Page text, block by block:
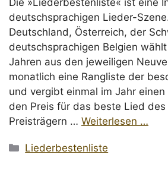
Die »Liederbestenliste« ist eine
deutschsprachigen Lieder-
Deutschland, Österreich, der
deutschsprachigen Belgien
Jahren aus den jeweiligen
monatlich eine Rangliste der
und vergibt einmal im Jahr einen
den Preis für das beste Lied
Preisträgern … Weiterlesen …
Kategorien
Liederbestenliste